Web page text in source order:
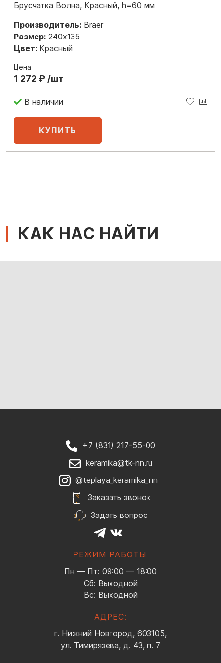
Брусчатка Волна, Красный, h=60 мм
Производитель: Braer
Размер: 240x135
Цвет: Красный
Цена
1 272 ₽ /шт
В наличии
КАК НАС НАЙТИ
+7 (831) 217-55-00
keramika@tk-nn.ru
@teplaya_keramika_nn
Заказать звонок
Задать вопрос
РЕЖИМ РАБОТЫ:
Пн — Пт: 09:00 — 18:00
Сб: Выходной
Вс: Выходной
АДРЕС:
г. Нижний Новгород, 603105,
ул. Тимирязева, д. 43, п. 7